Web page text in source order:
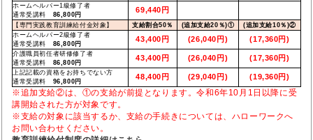
ホームヘルパー1級修了者
通常受講料 86,800円
69,440円
【専門実践教育訓練給付金対象】 支給割合50％ (追加支給20％)① (追加支給10％)②
ホームヘルパー2級修了者
通常受講料 86,800円
43,400円 (26,040円) (17,360円)
介護職員初任者研修修了者
通常受講料 86,800円
43,400円 (26,040円) (17,360円)
上記記載の資格をお持ちでない方
通常受講料 96,800円
48,400円 (29,040円) (19,360円)
※追加支給②は、①の支給が前提となります。令和6年10月1日以降に受
講開始された方が対象です。
※支給の対象に該当するか、支給の手続きについては、ハローワークへ
お問い合わせください。